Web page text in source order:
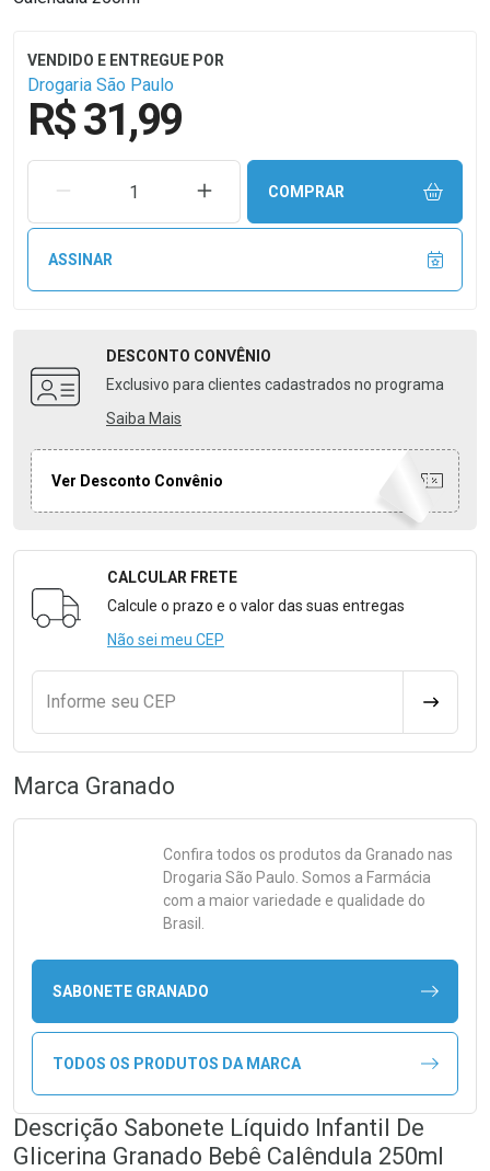
Drogaria São Paulo
R$ 31,99
REMOVER UMA UNIDADEAUMENTAR UMA UNIDADE
COMPRAR
ASSINAR
DESCONTO CONVÊNIO
Exclusivo para clientes cadastrados no programa
Saiba Mais
Ver Desconto Convênio
Formulário para Calcular o Frete
CALCULAR FRETE
Calcule o prazo e o valor das suas entregas
Não sei meu CEP
Informe seu CEP
Marca Granado
Confira todos os produtos da Granado nas
Drogaria São Paulo. Somos a Farmácia
com a maior variedade e qualidade do
Brasil.
SABONETE GRANADO
TODOS OS PRODUTOS DA MARCA
Descrição Sabonete Líquido Infantil De
Glicerina Granado Bebê Calêndula 250ml